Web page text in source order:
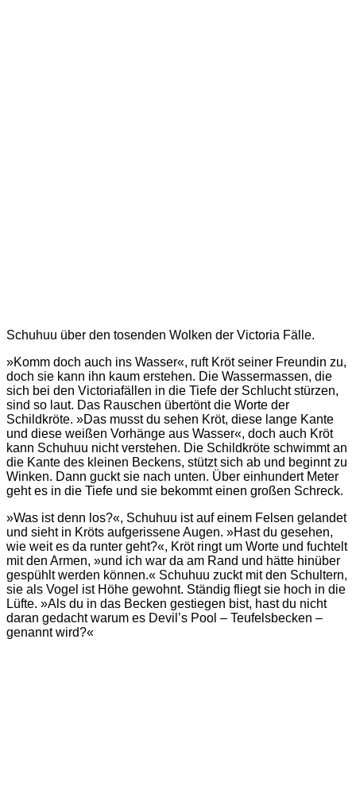
Schuhuu über den tosenden Wolken der Victoria Fälle.
»Komm doch auch ins Wasser«, ruft Kröt seiner Freundin zu,
doch sie kann ihn kaum erstehen. Die Wassermassen, die
sich bei den Victoriafällen in die Tiefe der Schlucht stürzen,
sind so laut. Das Rauschen übertönt die Worte der
Schildkröte. »Das musst du sehen Kröt, diese lange Kante
und diese weißen Vorhänge aus Wasser«, doch auch Kröt
kann Schuhuu nicht verstehen. Die Schildkröte schwimmt an
die Kante des kleinen Beckens, stützt sich ab und beginnt zu
Winken. Dann guckt sie nach unten. Über einhundert Meter
geht es in die Tiefe und sie bekommt einen großen Schreck.
»Was ist denn los?«, Schuhuu ist auf einem Felsen gelandet
und sieht in Kröts aufgerissene Augen. »Hast du gesehen,
wie weit es da runter geht?«, Kröt ringt um Worte und fuchtelt
mit den Armen, »und ich war da am Rand und hätte hinüber
gespühlt werden können.« Schuhuu zuckt mit den Schultern,
sie als Vogel ist Höhe gewohnt. Ständig fliegt sie hoch in die
Lüfte. »Als du in das Becken gestiegen bist, hast du nicht
daran gedacht warum es Devil’s Pool – Teufelsbecken –
genannt wird?«